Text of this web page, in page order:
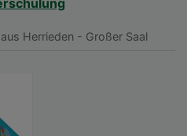
Herrieden - Großer Saal